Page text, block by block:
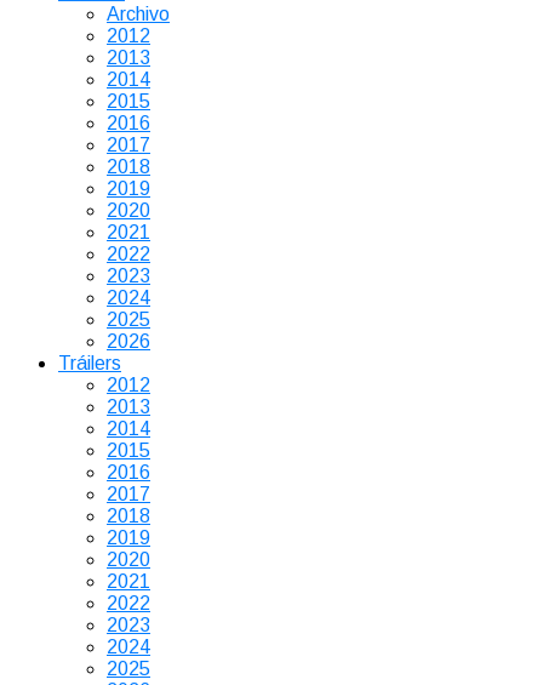
Archivo
2012
2013
2014
2015
2016
2017
2018
2019
2020
2021
2022
2023
2024
2025
2026
Tráilers
2012
2013
2014
2015
2016
2017
2018
2019
2020
2021
2022
2023
2024
2025